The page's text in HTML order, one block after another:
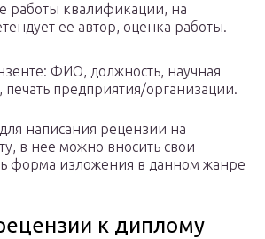
работы квалификации, на
ее автор, оценка работы.
ФИО, должность, научная
печать предприятия/организации.
написания рецензии на
в нее можно вносить свои
форма изложения в данном жанре
к диплому